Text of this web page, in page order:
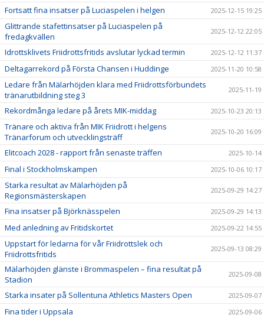
Fortsatt fina insatser på Luciaspelen i helgen 2025-12-15 19:25
Glittrande stafettinsatser på Luciaspelen på
fredagkvällen
2025-12-12 22:05
Idrottsklivets Friidrottsfritids avslutar lyckad termin 2025-12-12 11:37
Deltagarrekord på Första Chansen i Huddinge 2025-11-20 10:58
Ledare från Mälarhöjden klara med Friidrottsförbundets
tränarutbildning steg 3
2025-11-19
Rekordmånga ledare på årets MIK-middag 2025-10-23 20:13
Tränare och aktiva från MIK Friidrott i helgens
Tränarforum och utvecklingsträff
2025-10-20 16:09
Elitcoach 2028 - rapport från senaste träffen 2025-10-14
Final i Stockholmskampen 2025-10-06 10:17
Starka resultat av Mälarhöjden på
Regionsmästerskapen
2025-09-29 14:27
Fina insatser på Björknässpelen 2025-09-29 14:13
Med anledning av Fritidskortet 2025-09-22 14:55
Uppstart för ledarna för vår Friidrottslek och
Friidrottsfritids
2025-09-13 08:29
Mälarhöjden glänste i Brommaspelen – fina resultat på
Stadion
2025-09-08
Starka insater på Sollentuna Athletics Masters Open 2025-09-07
Fina tider i Uppsala 2025-09-06